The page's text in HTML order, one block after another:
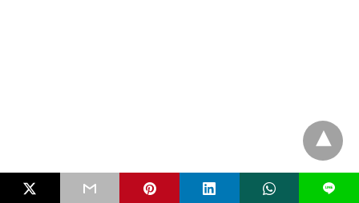
L